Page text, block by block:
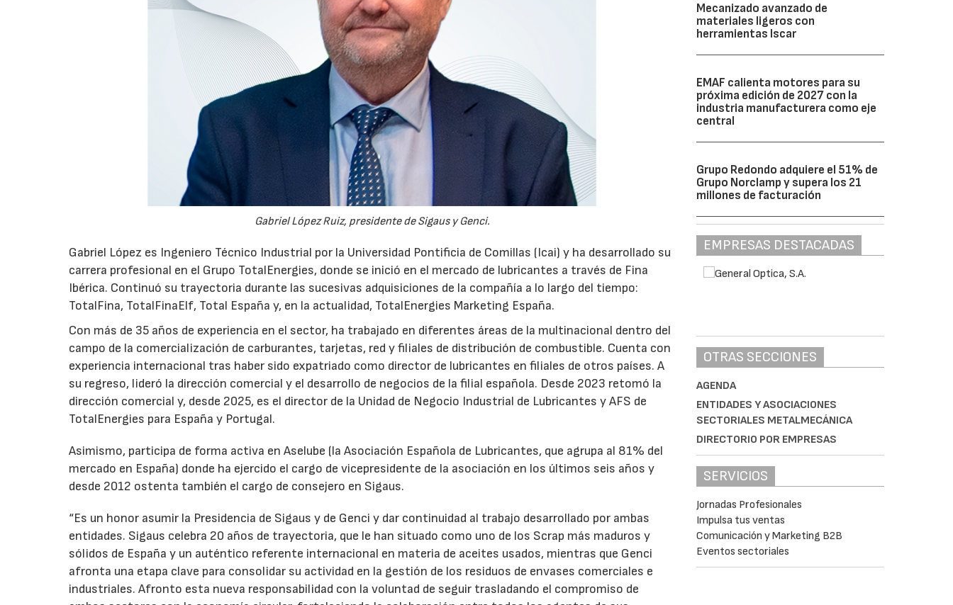
Gabriel López Ruiz, presidente de Sigaus y Genci.
Gabriel López es Ingeniero Técnico Industrial por la Universidad Pontificia de Comillas (Icai) y ha desarrollado su
carrera profesional en el Grupo TotalEnergies, donde se inició en el mercado de lubricantes a través de Fina
Ibérica. Continuó su trayectoria durante las sucesivas adquisiciones de la compañía a lo largo del tiempo:
TotalFina, TotalFinaElf, Total España y, en la actualidad, TotalEnergies Marketing España.
Con más de 35 años de experiencia en el sector, ha trabajado en diferentes áreas de la multinacional dentro del
campo de la comercialización de carburantes, tarjetas, red y filiales de distribución de combustible. Cuenta con
experiencia internacional tras haber sido expatriado como director de lubricantes en filiales de otros países. A
su regreso, lideró la dirección comercial y el desarrollo de negocios de la filial española. Desde 2023 retomó la
dirección comercial y, desde 2025, es el director de la Unidad de Negocio Industrial de Lubricantes y AFS de
TotalEnergies para España y Portugal.
Asimismo, participa de forma activa en Aselube (la Asociación Española de Lubricantes, que agrupa al 81% del
mercado en España) donde ha ejercido el cargo de vicepresidente de la asociación en los últimos seis años y
desde 2012 ostenta también el cargo de consejero en Sigaus.
“Es un honor asumir la Presidencia de Sigaus y de Genci y dar continuidad al trabajo desarrollado por ambas
entidades. Sigaus celebra 20 años de trayectoria, que le han situado como uno de los Scrap más maduros y
sólidos de España y un auténtico referente internacional en materia de aceites usados, mientras que Genci
afronta una etapa clave para consolidar su actividad en la gestión de los residuos de envases comerciales e
industriales. Afronto esta nueva responsabilidad con la voluntad de seguir trasladando el compromiso de
Mecanizado avanzado de
materiales ligeros con
herramientas Iscar
EMAF calienta motores para su
próxima edición de 2027 con la
industria manufacturera como eje
central
Grupo Redondo adquiere el 51% de
Grupo Norclamp y supera los 21
millones de facturación
EMPRESAS DESTACADAS
OTRAS SECCIONES
AGENDA
ENTIDADES Y ASOCIACIONES
SECTORIALES METALMECÁNICA
DIRECTORIO POR EMPRESAS
SERVICIOS
Jornadas Profesionales
Impulsa tus ventas
Comunicación y Marketing B2B
Eventos sectoriales